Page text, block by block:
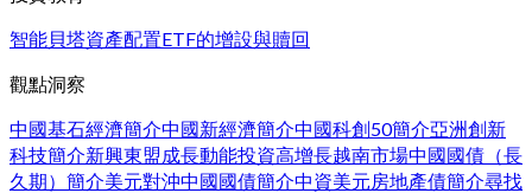
智能貝塔資產配置ETF的增設與贖回
觀點洞察
中國基石經濟簡介中國新經濟簡介中國科創50簡介亞洲創新
科技簡介新興東盟成長動能投資高增長越南市場中國國債（長
久期）簡介美元對沖中國國債簡介中資美元房地產債簡介尋找